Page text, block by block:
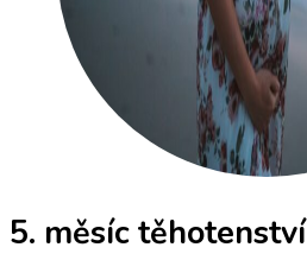
5. měsíc těhotenství